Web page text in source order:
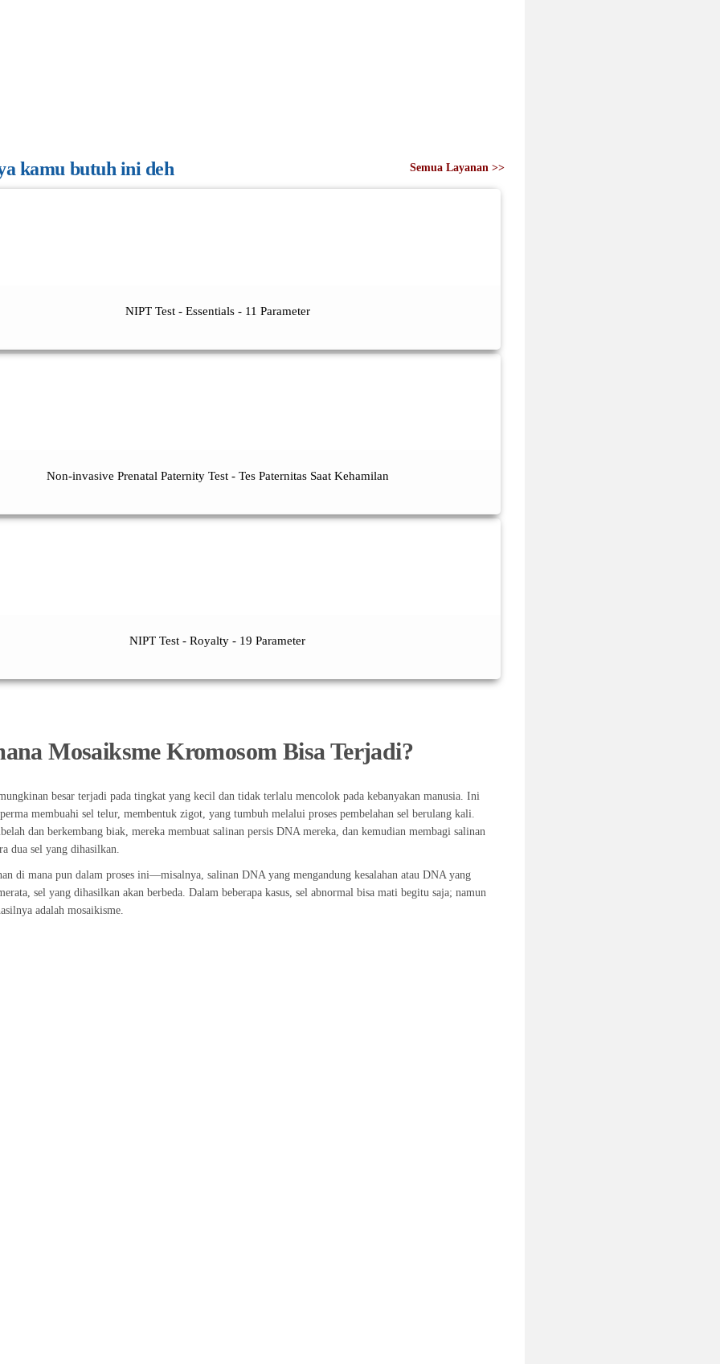
kamu butuh ini deh Semua Layanan >>
NIPT Test - Essentials - 11 Parameter
Non-invasive Prenatal Paternity Test - Tes Paternitas Saat Kehamilan
NIPT Test - Royalty - 19 Parameter
Mosaiksme Kromosom Bisa Terjadi?
besar terjadi pada tingkat yang kecil dan tidak terlalu mencolok pada kebanyakan manusia. Ini
membuahi sel telur, membentuk zigot, yang tumbuh melalui proses pembelahan sel berulang kali.
dan berkembang biak, mereka membuat salinan persis DNA mereka, dan kemudian membagi salinan
dua sel yang dihasilkan.
di mana pun dalam proses ini—misalnya, salinan DNA yang mengandung kesalahan atau DNA yang
sel yang dihasilkan akan berbeda. Dalam beberapa kasus, sel abnormal bisa mati begitu saja; namun
adalah mosaikisme.